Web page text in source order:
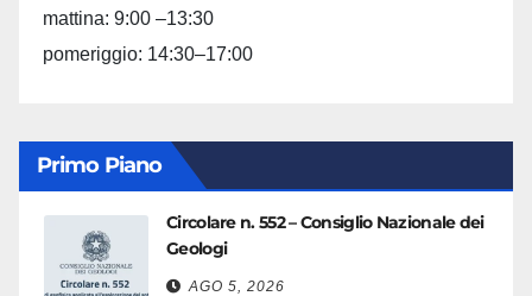
mattina: 9:00 –13:30
pomeriggio: 14:30–17:00
Primo Piano
Circolare n. 552 – Consiglio Nazionale dei
Geologi
AGO 5, 2026